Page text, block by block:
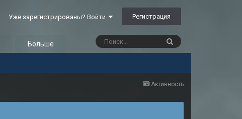
Уже зарегистрированы? Войти Регистрация
Больше
Активность